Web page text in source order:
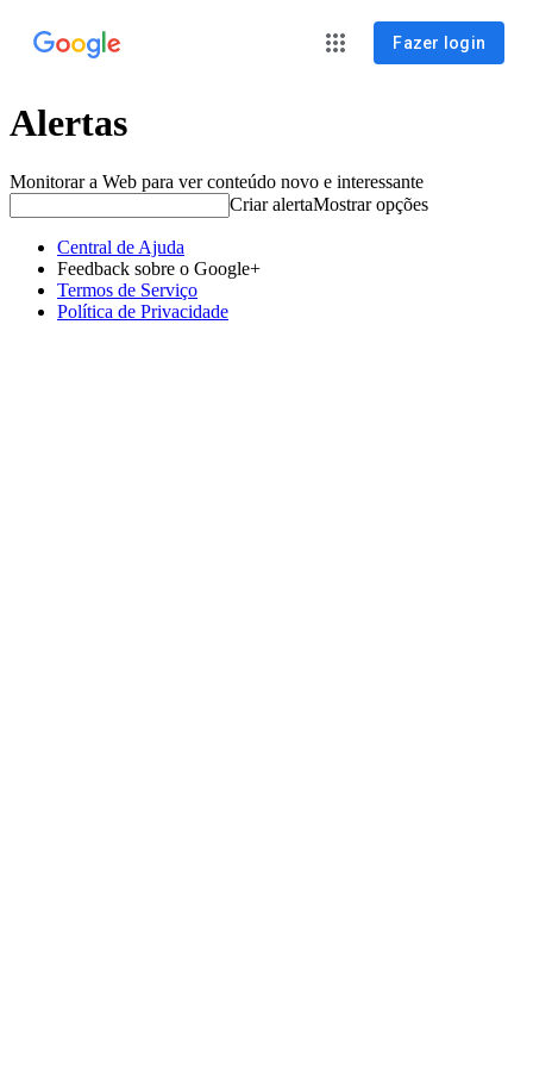
Fazer login
Alertas
Monitorar a Web para ver conteúdo novo e interessante
Criar alertaMostrar opções
Central de Ajuda
Feedback sobre o Google+
Termos de Serviço
Política de Privacidade